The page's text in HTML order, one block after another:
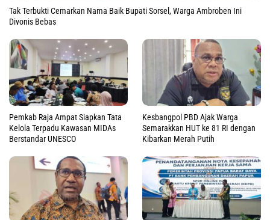
Tak Terbukti Cemarkan Nama Baik Bupati Sorsel, Warga Ambroben Ini
Divonis Bebas
Pemkab Raja Ampat Siapkan Tata
Kelola Terpadu Kawasan MIDAs
Berstandar UNESCO
Kesbangpol PBD Ajak Warga
Semarakkan HUT ke 81 RI dengan
Kibarkan Merah Putih